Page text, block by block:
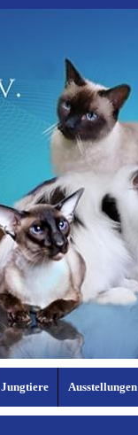
Jungtiere Ausstellungen